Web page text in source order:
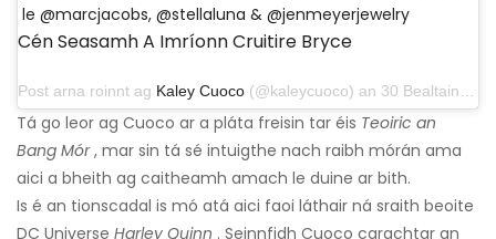
le @marcjacobs, @stellaluna & @jenmeyerjewelry
Cén Seasamh A Imríonn Cruitire Bryce
Post arna roinnt ag Kaley Cuoco (@kaleycuoco) an 30 Bealtaine, 2019 ag 8:36 am PDT
Tá go leor ag Cuoco ar a pláta freisin tar éis Teoiric an
Bang Mór, mar sin tá sé intuigthe nach raibh mórán ama
aici a bheith ag caitheamh amach le duine ar bith.
Is é an tionscadal is mó atá aici faoi láthair ná sraith beoite
DC Universe Harley Quinn . Seinnfidh Cuoco carachtar an